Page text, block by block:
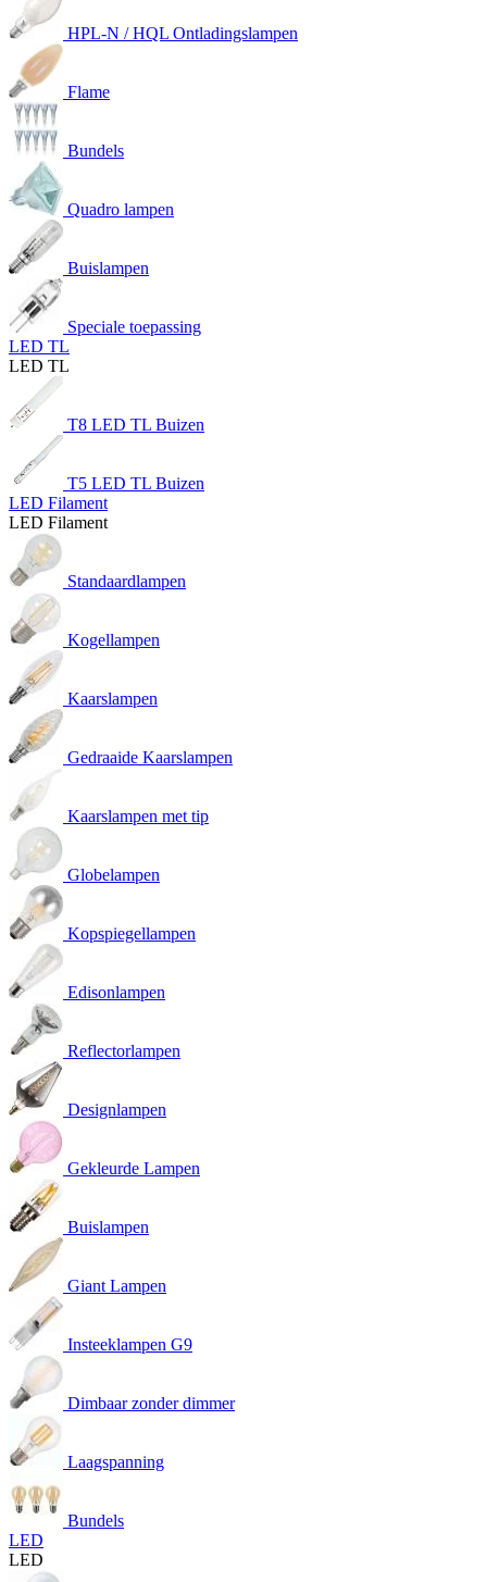
HPL-N / HQL Ontladingslampen
Flame
Bundels
Quadro lampen
Buislampen
Speciale toepassing
LED TL
LED TL
T8 LED TL Buizen
T5 LED TL Buizen
LED Filament
LED Filament
Standaardlampen
Kogellampen
Kaarslampen
Gedraaide Kaarslampen
Kaarslampen met tip
Globelampen
Kopspiegellampen
Edisonlampen
Reflectorlampen
Designlampen
Gekleurde Lampen
Buislampen
Giant Lampen
Insteeklampen G9
Dimbaar zonder dimmer
Laagspanning
Bundels
LED
LED